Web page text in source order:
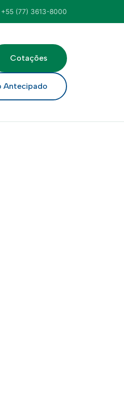
+55 (77) 3613-8000
Cotações
Antecipado